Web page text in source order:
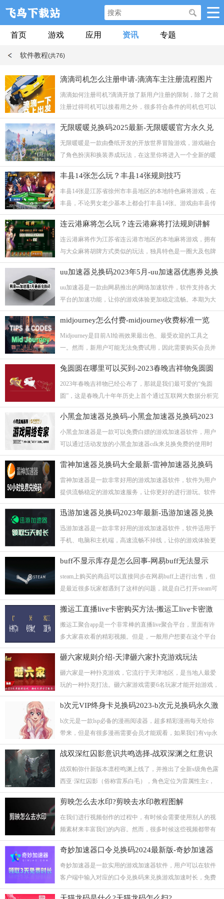
首页 游戏 应用 资讯 专题
软件教程(共76)
滴滴司机怎么注册申请-滴滴车主注册流程图片
一览(附注册入口)
滴滴如何注册司机?滴滴开放了新用户注册的限制，除了之前
注册过得司机可以接着用之外，很多符合条件的司机也可以
注册成为车主，但是很多人都不知道在哪里去注册滴滴司
机，所以小编特意为大家详细介绍滴滴司机注册流程，并带
有滴滴车主注册入口连接，有需要的一些朋友可以来这里看
看哦!
无限暖暖兑换码2025最新-无限暖暖官方永久兑
换码3月
无限暖暖是一款由叠纸开发的开放世界冒险游戏，游戏融合
了角色扮演和换装养成玩法，在这里你将进入一个全新的暖
暖世界。游戏官方会不定期发放各种兑换码奖励，本期就为
各位小伙伴们整合了无限暖暖2025最新兑换码大全，需要的
玩家不要错过。
丰县14张怎么玩？丰县14张规则技巧
丰县14张是江苏省徐州市丰县地区的本地特色麻将游戏，在
丰县，不论男女老少基本上都会打丰县14张。游戏由丰县传
统的老牌变化而来，与大众麻将胡牌方式类似，独具特色是
每牌局结束后，4家进行单独、分别结算，所以也叫查胡纸
牌。本期带来的是丰县14张的规则打法和技巧，帮助你在打
牌对局时能够更加如鱼得水，一起来看...
连云港麻将怎么玩？连云港麻将打法规则讲解
连云港麻将作为江苏省连云港市地区的本地麻将游戏，拥有
与大众麻将胡牌方式类似的玩法，独具特色是一圈大及包牌
的打法。想要玩好连云港麻将，需要了解麻将的规则，胡
法，技巧等，才能在打麻将的时候游刃有余。本期就带来了
连云港麻将的正版规则和牌型打法，让你仔细了解，掌握连
云港麻将的技巧。
uu加速器兑换码2023年5月-uu加速器优惠券兑换
码2023
uu加速器是一款由网易推出的网络加速软件，软件支持各大
平台的加速功能，让你的游戏体验更加稳定流畅。本期为大
家带来的是uu加速器优惠券兑换码大全，用户可以在软件中
直接输入兑换，获取免费加速时长。
midjourney怎么付费-midjourney收费标准一览
Midjourney是目前AI绘画效果最出色、最受欢迎的工具之
一。然而，新用户可能无法免费试用，因此需要购买会员并
开通订阅才能继续使用该软件进行画图。那么midjourney怎么
付费订阅呢?收费标准又是怎样的呢?接下来，小编将为大家
详细介绍付费充值的流程，如果您有需求，请不妨仔细阅
读。
兔圆圆在哪里可以买到-2023春晚吉祥物兔圆圆
购买渠道分享
2023年春晚吉祥物已经公布了，那就是我们最可爱的“兔圆
圆”，这是春晚几十年年历史上首个通过互联网大数据分析完
成初始配方原创的春晚吉祥物IP，萌萌软软的“兔圆圆”一上
线，就收获了一大波观众的喜欢，很多人都在问在哪里才能
够买到“兔圆圆”，小编接下来给大家介绍了几个渠道，有需
要的朋友可以来看看!
小黑盒加速器兑换码-小黑盒加速器兑换码2023
小黑盒加速器是一款可以免费白嫖的游戏加速器软件，用户
可以通过活动发放的小黑盒加速器cdk来兑换免费的使用时
长，一般为三天，长期有效。本期为大家整理了2023年最新
的小黑盒兑换码大全，平时遇到无法加速游戏或官网的时候
用来救救急还是挺好用的，一起来看看吧。
雷神加速器兑换码大全最新-雷神加速器兑换码
2023年6月
雷神加速器是一款非常好用的游戏加速器软件，软件为用户
提供流畅稳定的游戏加速服务，让你更好的进行游玩。软件
会不定期发放各种福利，用户可以通过使用官方兑换码来兑
换加速时长，本期就为大家整理了雷神加速器2023年6月最新
兑换码大全，一起来看看吧。
迅游加速器兑换码2023年最新-迅游加速器兑换
码大全
迅游加速器是一款非常好用的游戏加速器软件，软件适用于
手机、电脑和主机端，高速流畅不掉线，让你的游戏体验更
加舒适。本期为大家整合了迅游加速器兑换码2023年最新兑
换码大全，免费白嫖加速时长，感兴趣的玩家不要错过。
buff不显示库存是怎么回事-网易buff无法显示
steam库存的解决方法
steam上购买的商品可以直接同步在网易buff上进行出售，但
是最近很多玩家都遇到了这样的问题，就是自己打开steam可
以看到商品库存，但是在网易buff上面却显示为空，如果遇
到这种问题，要怎样去解决呢?小编根据自己的亲身经历，给
大家提供了具体的解决方法，有需要的用户可以来看一看。
搬运工直播live卡密购买方法-搬运工live卡密激
活码购买教程
搬运工聚合app是一个非常棒的直播live聚合平台，里面有许
多大家喜欢看的精彩视频。但是，一般用户想要在这个平台
上观看更多直播视频会受到限制。那么，我们该如何解锁更
多精彩内容呢?其实很简单，只需要使用搬运工live聚合直播
盒子卡密激活码开通会员就可以了。这样一来，你就可以畅
享更多的热门直播节目和优质...
砸六家规则介绍-天津砸六家扑克游戏玩法
砸六家是一种扑克游戏，它流行于天津地区，是当地人最爱
玩的一种扑克打法。砸六家游戏需要6名玩家才能开始游戏，
开局后每个玩家9张牌，6个玩家按间隔方区分成A、B两边进
行对战。因为游戏的牌数比较少，而玩家众多。因此游戏中
的配合是非常重要的。本期提供了天津砸六家扑克牌的规则
打法和牌型介绍，包括游戏的玩法讲解...
b次元VIP终身卡兑换码2023-b次元兑换码永久激
活码
b次元是一款lsp必备的漫画阅读器，超多精彩漫画每天给你
带来，但是有很多漫画需要会员才能观看，如果我们有vip永
久兑换码也是可以无限阅读的，那么B次元VIP会员兑换码是
多少呢?小编接下来就给大家带来b次元VIP终身卡兑换码，
赶快来领取吧!
战双深红囚影意识共鸣选择-战双深渊之红意识
共鸣技能选择
战双帕弥什新版本凛桎鸣渊上线了，并推出了全新s级角色露
西亚·深红囚影（俗称雷系白毛），角色定位为雷属性主c，
那么今天本站小编就为大家整合了一些战双深渊之红意识共
鸣技能的选择，一起来看看相关内容吧。
剪映怎么去水印?剪映去水印教程图解
在我们进行视频创作的过程中，有时候会需要使用别人的视
频素材来丰富我们的内容。然而，很多时候这些视频都带有
文字水印或logo，这就给我们的创作带来了困扰。为了解决
这个问题，我们需要利用相应的剪辑工具来去除水印。本文
章接下来就就给大家介绍一下剪映去除水印的方法。
奇妙加速器口令兑换码2024最新版-奇妙加速器
兑换码大全
奇妙加速器是一款实用的游戏加速器软件，用户可以在软件
客户端中输入对应的口令兑换码来兑换游戏加速时长，免费
口令白嫖，不花一分钱。本期为大家整理了2024年2月奇妙加